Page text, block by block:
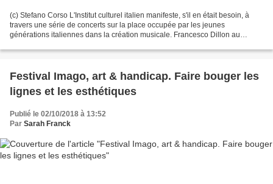
(c) Stefano Corso L'Institut culturel italien manifeste, s'il en était besoin, à
travers une série de concerts sur la place occupée par les jeunes
générations italiennes dans la création musicale. Francesco Dillon au
Festival Imago, art & handicap. Faire bouger les
lignes et les esthétiques
Publié le 02/10/2018 à 13:52
Par Sarah Franck